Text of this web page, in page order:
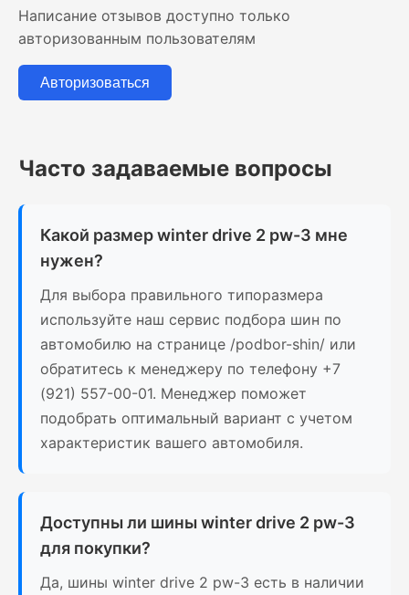
Написание отзывов доступно только
авторизованным пользователям
Авторизоваться
Часто задаваемые вопросы
Какой размер winter drive 2 pw-3 мне
нужен?
Для выбора правильного типоразмера
используйте наш сервис подбора шин по
автомобилю на странице /podbor-shin/ или
обратитесь к менеджеру по телефону +7
(921) 557-00-01. Менеджер поможет
подобрать оптимальный вариант с учетом
характеристик вашего автомобиля.
Доступны ли шины winter drive 2 pw-3
для покупки?
Да, шины winter drive 2 pw-3 есть в наличии